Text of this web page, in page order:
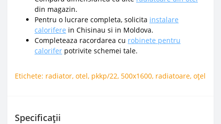
din magazin.
Pentru o lucrare completa, solicita instalare
calorifere in Chisinau si in Moldova.
Completeaza racordarea cu robinete pentru
calorifer potrivite schemei tale.
Etichete: radiator, otel, pkkp/22, 500x1600, radiatoare, oțel
Specificații